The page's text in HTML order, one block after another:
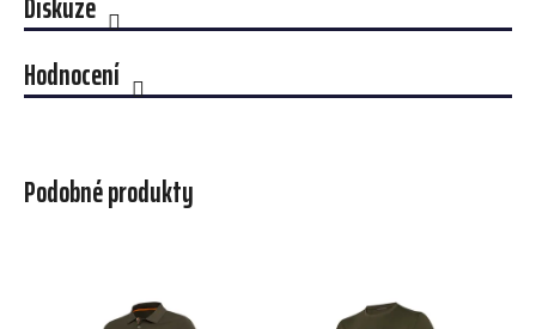
Hodnocení
Podobné produkty